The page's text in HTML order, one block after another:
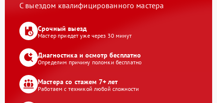
С выездом квалифицированного мастера
Срочный выезд
Мастер приедет уже через 30 минут
Диагностика и осмотр бесплатно
Определим причину поломки бесплатно
Мастера со стажем 7+ лет
Работаем с техникой любой сложности